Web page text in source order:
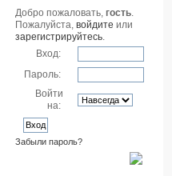
Добро пожаловать,гость.
Пожалуйста,войдите или
зарегистрируйтесь.
Вход:
Пароль:
Войти
на:
Забыли пароль?